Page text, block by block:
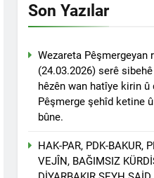
Emniyetinde ifade verdi.
haklarından vaz geçmesini
Genel Başkan Düzgün
konferansının birinci
Bülent Küçük ülkede ve
DÜNYA BARIŞ GÜNÜ
Son Yazılar
Wezareta Pêşmergeyan
(24.03.2026) serê
hêzên wan hatîye kirin û
Pêşmerge şehîd ketine
bûne.
HAK-PAR, PDK-BAKUR,
VEJÎN, BAĞIMSIZ